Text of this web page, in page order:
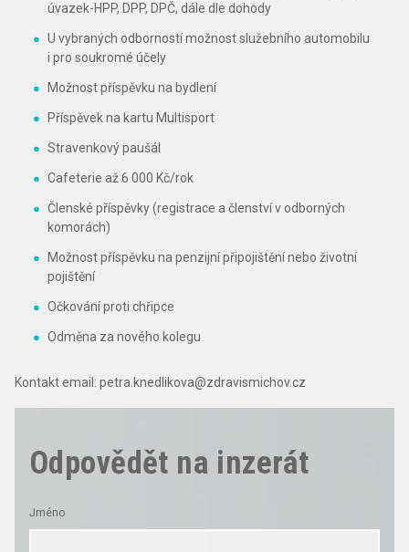
úvazek-HPP, DPP, DPČ, dále dle dohody
U vybraných odborností možnost služebního automobilu
i pro soukromé účely
Možnost příspěvku na bydlení
Příspěvek na kartu Multisport
Stravenkový paušál
Cafeterie až 6 000 Kč/rok
Členské příspěvky (registrace a členství v odborných
komorách)
Možnost příspěvku na penzijní připojištění nebo životní
pojištění
Očkování proti chřipce
Odměna za nového kolegu
Kontakt email: petra.knedlikova@zdravismichov.cz
Odpovědět na inzerát
Jméno